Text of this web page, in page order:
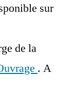
sur
de la
. A